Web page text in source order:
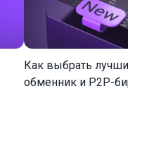
Как выбрать лучший
обменник и P2P-